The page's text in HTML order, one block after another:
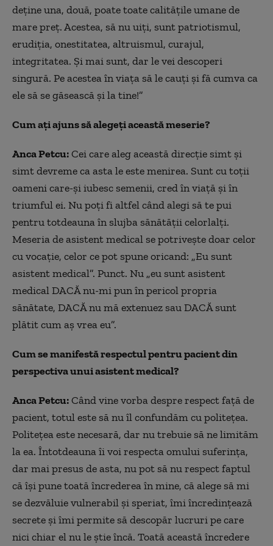
deține una, două, poate toate calitățile umane de
mare preț. Acestea, să nu uiți, sunt patriotismul,
erudiția, onestitatea, altruismul, curajul,
integritatea. Și mai sunt, dar le vei descoperi
singură. Pe acestea în viața să le cauți și fă cumva ca
ele să se găsească și la tine!”
Cum ați ajuns să alegeți această meserie?
Anca Petcu:Cei care aleg această direcție simt și
simt devreme ca asta le este menirea. Sunt cu toții
oameni care-și iubesc semenii, cred în viață și în
triumful ei. Nu poți fi altfel când alegi să te pui
pentru totdeauna în slujba sănătății celorlalți.
Meseria de asistent medical se potrivește doar celor
cu vocație, celor ce pot spune oricand: „Eu sunt
asistent medical”. Punct. Nu „eu sunt asistent
medical DACĂ nu-mi pun în pericol propria
sănătate, DACĂ nu mă extenuez sau DACĂ sunt
plătit cum aș vrea eu”.
Cum se manifestă respectul pentru pacient din
perspectiva unui asistent medical?
Anca Petcu:Când vine vorba despre respect față de
pacient, totul este să nu îl confundăm cu politețea.
Politețea este necesară, dar nu trebuie să ne limităm
la ea. Întotdeauna îi voi respecta omului suferința,
dar mai presus de asta, nu pot să nu respect faptul
că își pune toată încrederea în mine, că alege să mi
se dezvăluie vulnerabil și speriat, îmi încredințează
secrete și îmi permite să descopăr lucruri pe care
nici chiar el nu le știe încă. Toată această încredere